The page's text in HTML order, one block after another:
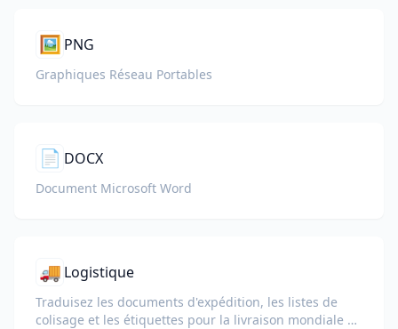
🖼️ PNG
Graphiques Réseau Portables
📄 DOCX
Document Microsoft Word
🚚 Logistique
Traduisez les documents d'expédition, les listes de
colisage et les étiquettes pour la livraison mondiale et